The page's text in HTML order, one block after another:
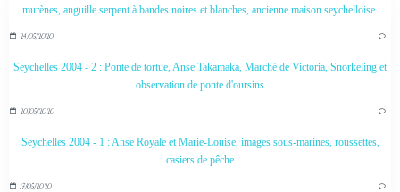
murènes, anguille serpent à bandes noires et blanches, ancienne maison seychelloise.
24/05/2020 …
Seychelles 2004 - 2 : Ponte de tortue, Anse Takamaka, Marché de Victoria, Snorkeling et
observation de ponte d'oursins
20/05/2020 …
Seychelles 2004 - 1 : Anse Royale et Marie-Louise, images sous-marines, roussettes,
casiers de pêche
17/05/2020 …